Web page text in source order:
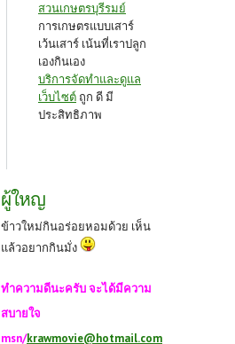
สวนเกษตรบุรีรมย์
การเกษตรแบบเสาร์
เว้นเสาร์ เน้นที่เราปลูก
เองกินเอง
บริการจัดทำและดูแล
เว็บไซต์ ถูก ดี มี
ประสิทธิภาพ
ผู้ใหญ
ข้าวใหม่กินอร่อยหอมด้วย เห็น
แล้วอยากกินมั่ง
ทำความดีนะครับ จะได้มีความ
สบายใจ
msn/krawmovie@hotmail.com